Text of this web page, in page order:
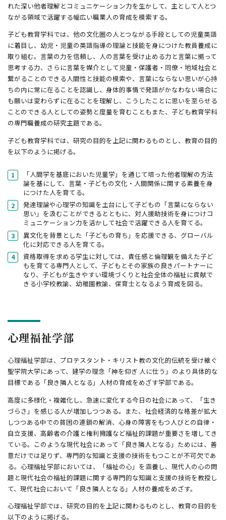
れた深い他者理解とコミュニケーション力を生かして、主として人とつ
ながる領域で活躍する幅広い職業人の育成を模索する。
子ども教育学科では、他の文化圏の人とつながる手段としての児童英語
に着目し、幼児・児童の英語指導の理論と技能を身につけた教員養成に
取り組む。言葉の力を信頼し、人の言葉を受け止める力と言葉に拠って
思考する力、さらに言葉を媒介として児童・保護者・同僚・地域社会と
繋がることのできる人間性と技能の模索や、言葉にならない思いが心持
ちの内に常に在ることを認識し、身体的事情で発語がかなわない場合に
も願いは変わらずに在ることを理解し、こうしたことに思いを至らせる
ことのできる人としての姿勢と度量を育むこともまた、子ども教育学科
の専門職養成の研究主題である。
子ども教育学科では、研究の目的を上記に関わるものとし、教育の目的
を以下のように掲げる。
「人間学を基底においた児童学」を通じて培った他者理解の方法
論を基にして、言葉・子どもの文化・人間関係に関する素養を身
につけた人を育てる。
発達理論や心理学の知識を土台にして子どもの「言葉にならない
思い」を汲むことができるとともに、対人援助技術を身につけコ
ミュニケーション力を活かして社会で活躍できる人を育てる。
異文化を背景とした「子どもの育ち」を応援できる、グローバル
化に対応できる人を育てる。
資格取得を求める学生に対しては、責任感と倫理観を備えた子ど
もを育てる専門人として、子どもとその家族の良きパートナーに
なり、子どもが生きやすい環境づくりと社会全体の福祉に貢献で
きる小学校教諭、幼稚園教諭、保育士となるよう育成を図る。
心理福祉学部
心理福祉学部は、プロテスタント・キリスト教の文化的伝統を受け継ぐ
聖学院大学にあって、建学の理念「神を仰ぎ 人に仕う」のより具体的な
目標である「良き隣人となる」人材の育成をめざす学部である。
高度に多様化・複雑化し、急速に変化する今日の社会にあって、「生き
づらさ」を感じる人が増加しつつある。また、社会経済的な格差が拡大
しつつある中での貧困の連鎖の解消、心身の障害をもつ人びとの自律・
自立支援、高齢者の介護と権利擁護など福祉的課題が重要さを増してき
ている。このような現代社会にあって「良き隣人となる」ためには、善
意だけでは足りず、専門的な知識と支援の技術をもつことが不可欠であ
る。心理福祉学部においては、「福祉の心」を涵養し、現代人の心の問
題と現代社会の福祉的課題に関する専門的な知識と支援の技術を教授し
て、現代社会において「良き隣人となる」人材の養成をめざす。
心理福祉学部では、研究の目的を上記に関わるものとし、教育の目的を
以下のように掲げる。